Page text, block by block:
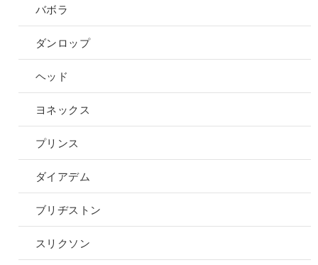
バボラ
ダンロップ
ヘッド
ヨネックス
プリンス
ダイアデム
ブリヂストン
スリクソン